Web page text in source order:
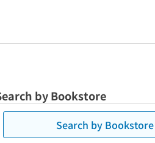
by Bookstore
Search by Bookstore